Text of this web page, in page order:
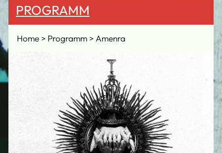
PROGRAMM
Home Programm Amenra